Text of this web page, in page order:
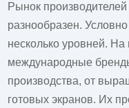
Рынок
разнообразен.
несколько уровней.
международные
производства, от
готовых экранов. Их